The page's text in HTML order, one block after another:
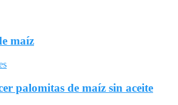
maíz
palomitas de maíz sin aceite